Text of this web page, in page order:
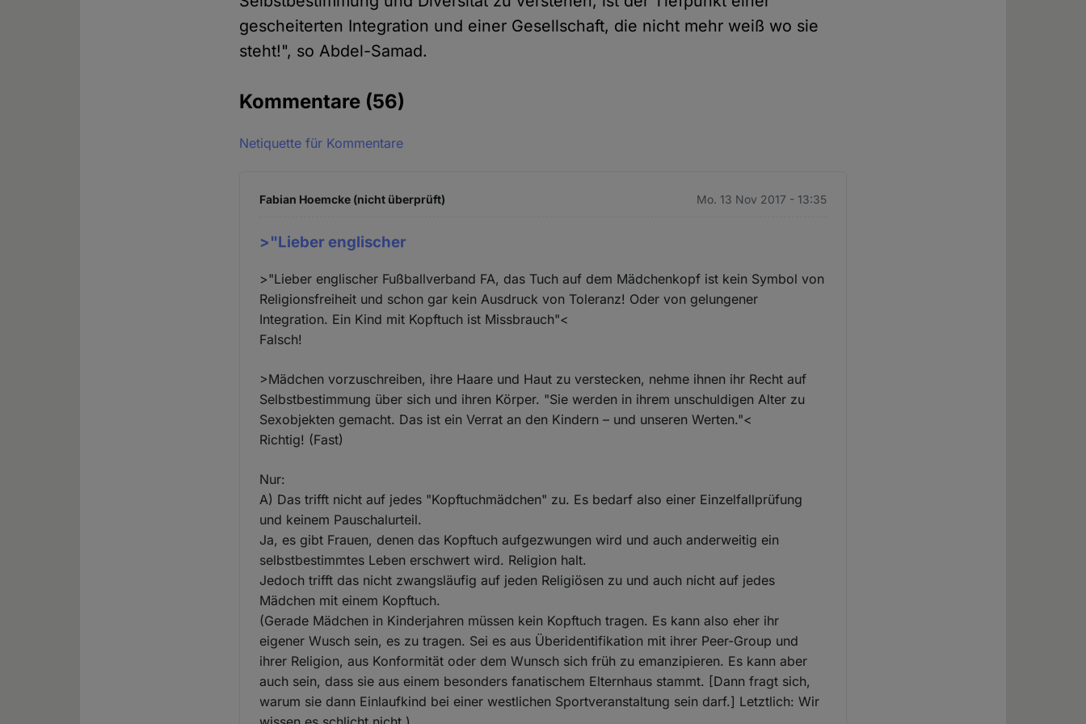
gescheiterten Integration und einer Gesellschaft, die nicht mehr weiß wo sie
steht!", so Abdel-Samad.
Kommentare (56)
Netiquette für Kommentare
Fabian Hoemcke (nicht überprüft) Mo. 13 Nov 2017 - 13:35
>"Lieber englischer
>"Lieber englischer Fußballverband FA, das Tuch auf dem Mädchenkopf ist kein Symbol von
Religionsfreiheit und schon gar kein Ausdruck von Toleranz! Oder von gelungener
Integration. Ein Kind mit Kopftuch ist Missbrauch"<
Falsch!
>Mädchen vorzuschreiben, ihre Haare und Haut zu verstecken, nehme ihnen ihr Recht auf
Selbstbestimmung über sich und ihren Körper. "Sie werden in ihrem unschuldigen Alter zu
Sexobjekten gemacht. Das ist ein Verrat an den Kindern – und unseren Werten."<
Richtig! (Fast)
Nur:
A) Das trifft nicht auf jedes "Kopftuchmädchen" zu. Es bedarf also einer Einzelfallprüfung
und keinem Pauschalurteil.
Ja, es gibt Frauen, denen das Kopftuch aufgezwungen wird und auch anderweitig ein
selbstbestimmtes Leben erschwert wird. Religion halt.
Jedoch trifft das nicht zwangsläufig auf jeden Religiösen zu und auch nicht auf jedes
Mädchen mit einem Kopftuch.
(Gerade Mädchen in Kinderjahren müssen kein Kopftuch tragen. Es kann also eher ihr
eigener Wusch sein, es zu tragen. Sei es aus Überidentifikation mit ihrer Peer-Group und
ihrer Religion, aus Konformität oder dem Wunsch sich früh zu emanzipieren. Es kann aber
auch sein, dass sie aus einem besonders fanatischem Elternhaus stammt. [Dann fragt sich,
warum sie dann Einlaufkind bei einer westlichen Sportveranstaltung sein darf.] Letztlich: Wir